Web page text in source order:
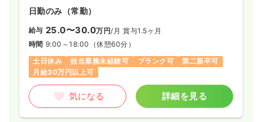
日勤のみ（常勤）
給与 25.0〜30.0万円/月 賞与1.5ヶ月
時間 9:00～18:00 （休憩60分）
土日休み
担当業務未経験可 ブランク可
第二新卒可
月給30万円以上可
気になる 詳細を見る